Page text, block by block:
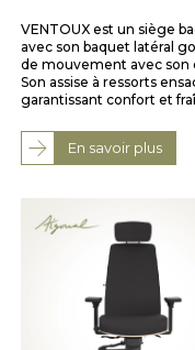
VENTOUX est un siège
avec son baquet latéral
de mouvement avec son
Son assise à ressorts
garantissant confort et
En savoir plus